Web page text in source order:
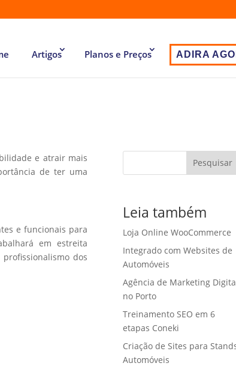
Artigos Planos e Preços ADIRA
e atrair mais
de ter uma
e funcionais para
em estreita
dos
Pesquisar
Leia também
Loja Online WooCommerce
Integrado com Websites de
Automóveis
Agência de Marketing
no Porto
Treinamento SEO em 6
etapas Coneki
Criação de Sites para
Automóveis